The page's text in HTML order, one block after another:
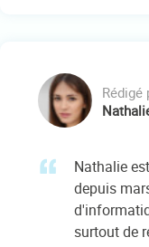
la
fichiersRédigé
Nathalie
depuis
surtout de